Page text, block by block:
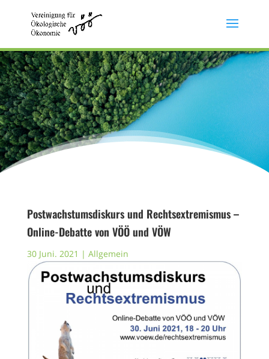
Postwachstumsdiskurs und Rechtsextremismus –
Online-Debatte von VÖÖ und VÖW
30 Juni. 2021 | Allgemein